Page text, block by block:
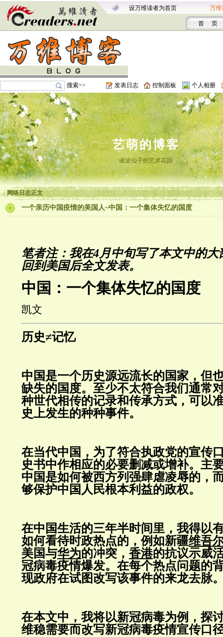
设万维读者为首页 万维
首 页
搜索>> 发表日志 控制面板 个人相册
艺萌的博客
凌波仙子的艺术花园
网络日志正文
一个亲历中国疫情的美国人~中国：一个集体失忆的国度
笔者注：我在4月中旬写了本文中的
回到美国后全文发表。
中国：一个集体失忆的国度
凯文
历史≠记忆
中国是一个历史源远流长的国家，但
缺失的国度。至少不太符合我们通常
种世代相传的记录和传承方式，可以
史上发生的种种事件。
在当代中国，为了符合执政党的宣传
史书中作相应的必要删减或增补。主
中国是如何被西方列强肆虐凌辱的，
够保护中国人民根本利益的政权。
在中国生活的三年半时间里，我得以
如何看待时政热点的，例如新疆维吾
美国与华为的冲突， 香港的抗议示威
冠病毒疫情爆发。在每个热点问题的
现政府在试图改写该事件的来龙去脉
在本文中，我将以新冠病毒为例，探
维稳需要而改写新冠病毒疫情宣传口